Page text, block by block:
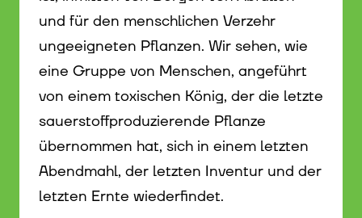
und für den menschlichen Verzehr
ungeeigneten Pflanzen. Wir sehen, wie
eine Gruppe von Menschen, angeführt
von einem toxischen König, der die letzte
sauerstoffproduzierende Pflanze
übernommen hat, sich in einem letzten
Abendmahl, der letzten Inventur und der
letzten Ernte wiederfindet.